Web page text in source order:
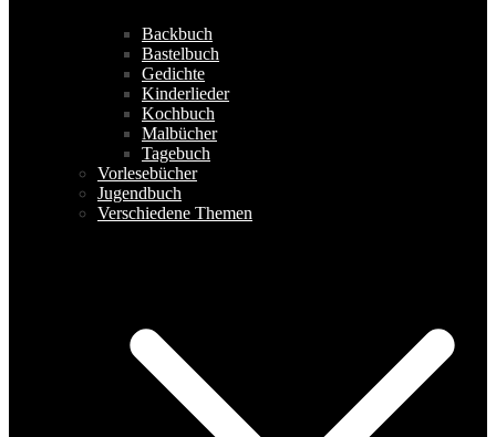
Backbuch
Bastelbuch
Gedichte
Kinderlieder
Kochbuch
Malbücher
Tagebuch
Vorlesebücher
Jugendbuch
Verschiedene Themen